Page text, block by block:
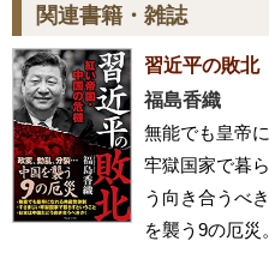
関連書籍・雑誌
習近平の敗
福島香織
無能でも皇帝
牢獄国家で暮
う向き合うべ
を襲う9の厄災。